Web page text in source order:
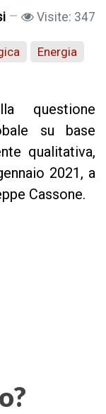
Visite: 347
Energia
questione
su base
qualitativa,
2021, a
Cassone.